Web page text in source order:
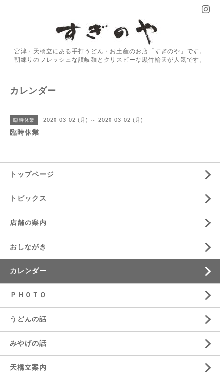
宮津・天橋立にある手打うどん・お土産のお店「すぎのや」です。
朝練りのフレッシュな讃岐麺とクリスピーな黒竹輪天が人気です。
カレンダー
臨時休業 2020-03-02 (月) ～ 2020-03-02 (月)
臨時休業
トップページ
トピックス
店舗の案内
おしながき
カレンダー
ＰＨＯＴＯ
うどんの話
みやげの話
天橋立案内